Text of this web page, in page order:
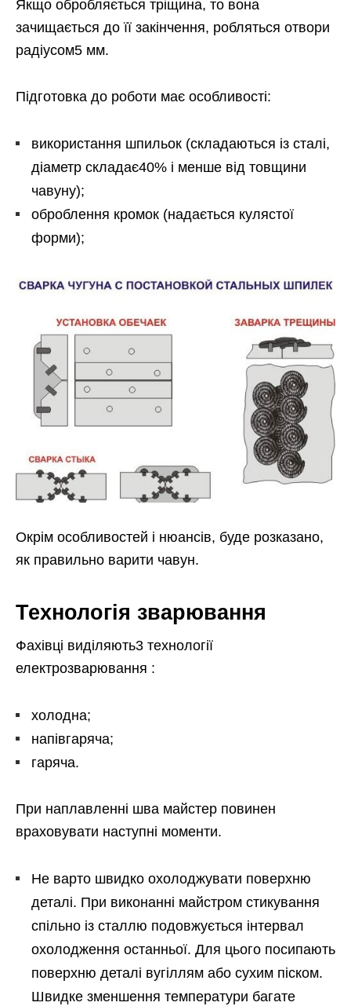
Якщо обробляється тріщина, то вона
зачищається до її закінчення, робляться отвори
радіусом5 мм.
Підготовка до роботи має особливості:
використання шпильок (складаються із сталі,
діаметр складає40% і менше від товщини
чавуну);
оброблення кромок (надається кулястої
форми);
Окрім особливостей і нюансів, буде розказано,
як правильно варити чавун.
Технологія зварювання
Фахівці виділяють3 технології
електрозварювання :
холодна;
напівгаряча;
гаряча.
При наплавленні шва майстер повинен
враховувати наступні моменти.
Не варто швидко охолоджувати поверхню
деталі. При виконанні майстром стикування
спільно із сталлю подовжується інтервал
охолодження останньої. Для цього посипають
поверхню деталі вугіллям або сухим піском.
Швидке зменшення температури багате